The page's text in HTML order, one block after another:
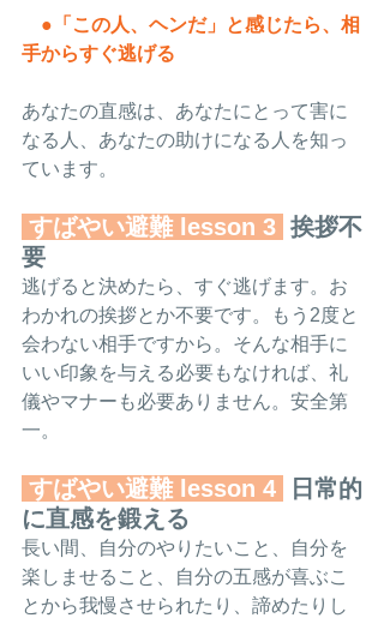
●「この人、ヘンだ」と感じたら、相
手からすぐ逃げる
あなたの直感は、あなたにとって害に
なる人、あなたの助けになる人を知っ
ています。
すばやい避難 lesson 3 挨拶不
要
逃げると決めたら、すぐ逃げます。お
わかれの挨拶とか不要です。もう2度と
会わない相手ですから。そんな相手に
いい印象を与える必要もなければ、礼
儀やマナーも必要ありません。安全第
一。
すばやい避難 lesson 4
日常的
に直感を鍛える
長い間、自分のやりたいこと、自分を
楽しませること、自分の五感が喜ぶこ
とから我慢させられたり、諦めたりし